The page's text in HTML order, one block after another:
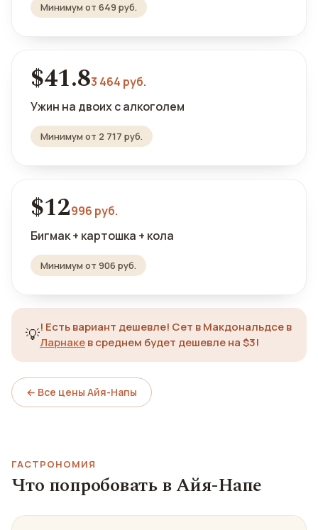
Минимум от 649 руб.
$41.83 464 руб.
Ужин на двоих с алкоголем
Минимум от 2 717 руб.
$12996 руб.
Бигмак + картошка + кола
Минимум от 906 руб.
💡! Есть вариант дешевле! Сет в Макдональдсе в
Ларнакев среднем будет дешевле на $3!
← Все цены Айя-Напы
ГАСТРОНОМИЯ
Что попробовать в Айя-Напе